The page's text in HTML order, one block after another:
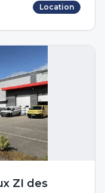
Location
ZI des